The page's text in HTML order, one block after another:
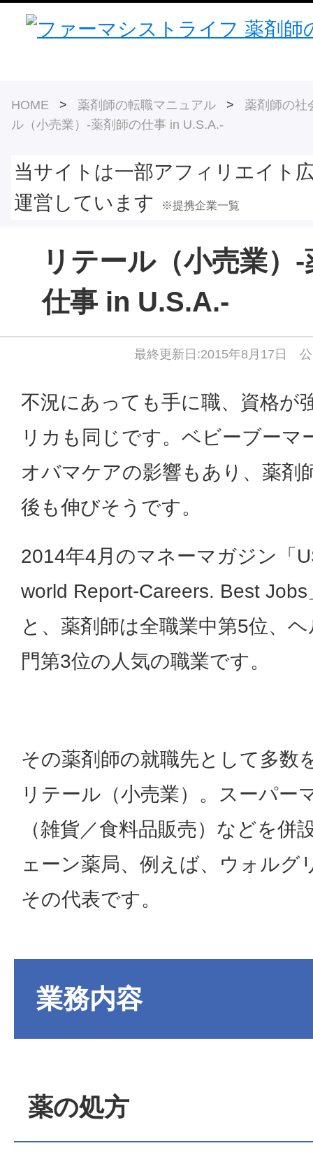
HOME > 薬剤師の転職マニュアル > 薬剤師の社
ル（小売業）-薬剤師の仕事 in U.S.A.-
当サイトは一部アフィリエイト
運営しています
※提携企業一覧
リテール（小売業）
仕事 in U.S.A.-
最終更新日:2015年8月17日
不況にあっても手に職、資格が
リカも同じです。ベビーブーマ
オバマケアの影響もあり、薬剤
後も伸びそうです。
2014年4月のマネーマガジン「
world Report-Careers. Best
と、薬剤師は全職業中第5位、
門第3位の人気の職業です。
その薬剤師の就職先として多数
リテール（小売業）。スーパー
（雑貨／食料品販売）などを併
ェーン薬局、例えば、ウォルグ
その代表です。
業務内容
薬の処方